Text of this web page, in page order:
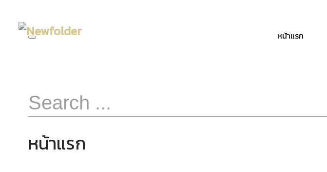
หน้าแรก
หน้าแรก